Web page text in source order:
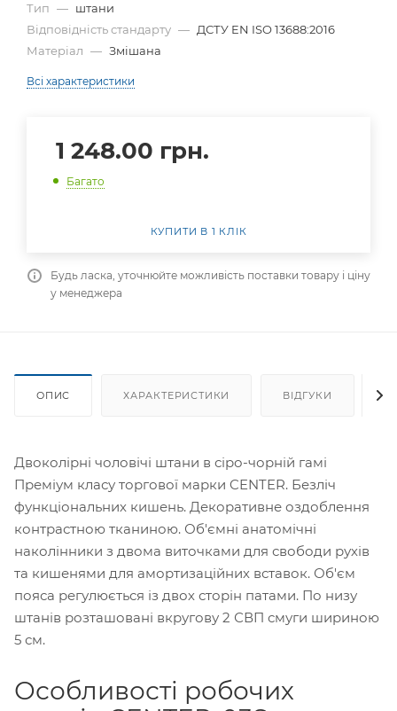
Тип — штани
Відповідність стандарту — ДСТУ EN ISO 13688:2016
Матеріал — Змішана
Всі характеристики
1 248.00 грн.
Багато
КУПИТИ В 1 КЛІК
Будь ласка, уточнюйте можливість поставки товару і ціну
у менеджера
ОПИС ХАРАКТЕРИСТИКИ ВІДГУКИ
Двоколірні чоловічі штани в сіро-чорній гамі
Преміум класу торгової марки CENTER. Безліч
функціональних кишень. Декоративне оздоблення
контрастною тканиною. Об'ємні анатомічні
наколінники з двома виточками для свободи рухів
та кишенями для амортизаційних вставок. Об'єм
пояса регулюється із двох сторін патами. По низу
штанів розташовані вкругову 2 СВП смуги шириною
5 см.
Особливості робочих